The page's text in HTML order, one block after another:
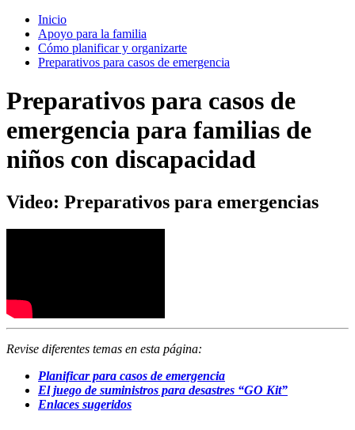
Inicio
Apoyo para la familia
Cómo planificar y organizarte
Preparativos para casos de emergencia
Preparativos para casos de
emergencia para familias de
niños con discapacidad
Video: Preparativos para emergencias
Revise diferentes temas en esta página:
Planificar para casos de emergencia
El juego de suministros para desastres “GO Kit”
Enlaces sugeridos